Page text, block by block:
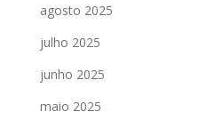
agosto 2025
julho 2025
junho 2025
maio 2025